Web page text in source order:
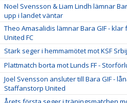
Noel Svensson & Liam Lindh lämnar
upp i landet väntar
Theo Amasalidis lämnar Bara GIF -
United FC
Stark seger i hemmamötet mot KSF
Plattmatch borta mot Lunds FF -
Joel Svensson ansluter till Bara GIF -
Staffanstorp United